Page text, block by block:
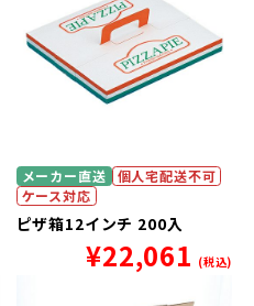
メーカー直送
個人宅配送不可
ケース対応
ピザ箱12インチ 200入
¥22,061 (税込)